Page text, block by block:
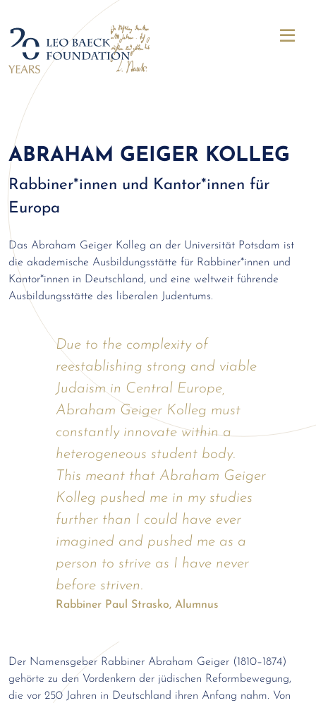
ABRAHAM GEIGER KOLLEG
Rabbiner*innen und Kantor*innen für
Europa
Das Abraham Geiger Kolleg an der Universität Potsdam ist
die akademische Ausbildungsstätte für Rabbiner*innen und
Kantor*innen in Deutschland, und eine weltweit führende
Ausbildungsstätte des liberalen Judentums.
Due to the complexity of
reestablishing strong and viable
Judaism in Central Europe,
Abraham Geiger Kolleg must
constantly innovate within a
heterogeneous student body.
This meant that Abraham Geiger
Kolleg pushed me in my studies
further than I could have ever
imagined and pushed me as a
person to strive as I have never
before striven.
Rabbiner Paul Strasko, Alumnus
Der Namensgeber Rabbiner Abraham Geiger (1810–1874)
gehörte zu den Vordenkern der jüdischen Reformbewegung,
die vor 250 Jahren in Deutschland ihren Anfang nahm. Von